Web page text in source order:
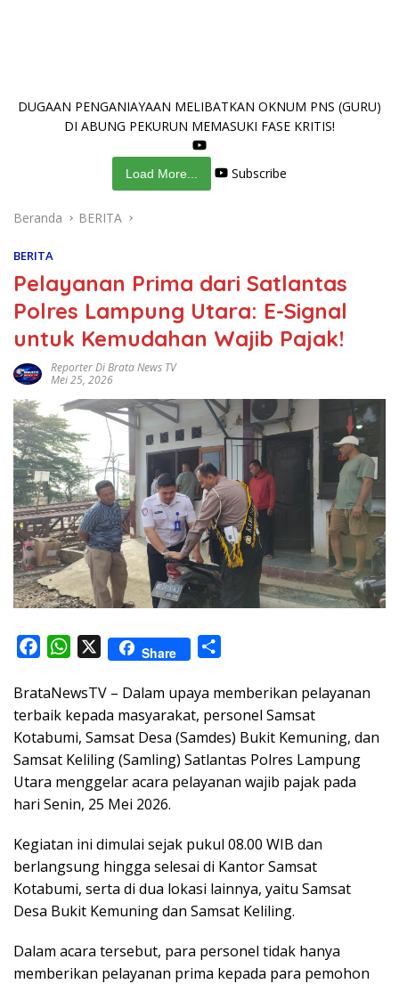
DUGAAN PENGANIAYAAN MELIBATKAN OKNUM PNS (GURU)
DI ABUNG PEKURUN MEMASUKI FASE KRITIS!
Load More... Subscribe
Beranda BERITA
BERITA
Pelayanan Prima dari Satlantas
Polres Lampung Utara: E-Signal
untuk Kemudahan Wajib Pajak!
Reporter Di Brata News TV
Mei 25, 2026
c
e
b
o
o
k
W
a
t
s
A
p
p
X Share
a
r
e
BrataNewsTV – Dalam upaya memberikan pelayanan
terbaik kepada masyarakat, personel Samsat
Kotabumi, Samsat Desa (Samdes) Bukit Kemuning, dan
Samsat Keliling (Samling) Satlantas Polres Lampung
Utara menggelar acara pelayanan wajib pajak pada
hari Senin, 25 Mei 2026.
Kegiatan ini dimulai sejak pukul 08.00 WIB dan
berlangsung hingga selesai di Kantor Samsat
Kotabumi, serta di dua lokasi lainnya, yaitu Samsat
Desa Bukit Kemuning dan Samsat Keliling.
Dalam acara tersebut, para personel tidak hanya
memberikan pelayanan prima kepada para pemohon